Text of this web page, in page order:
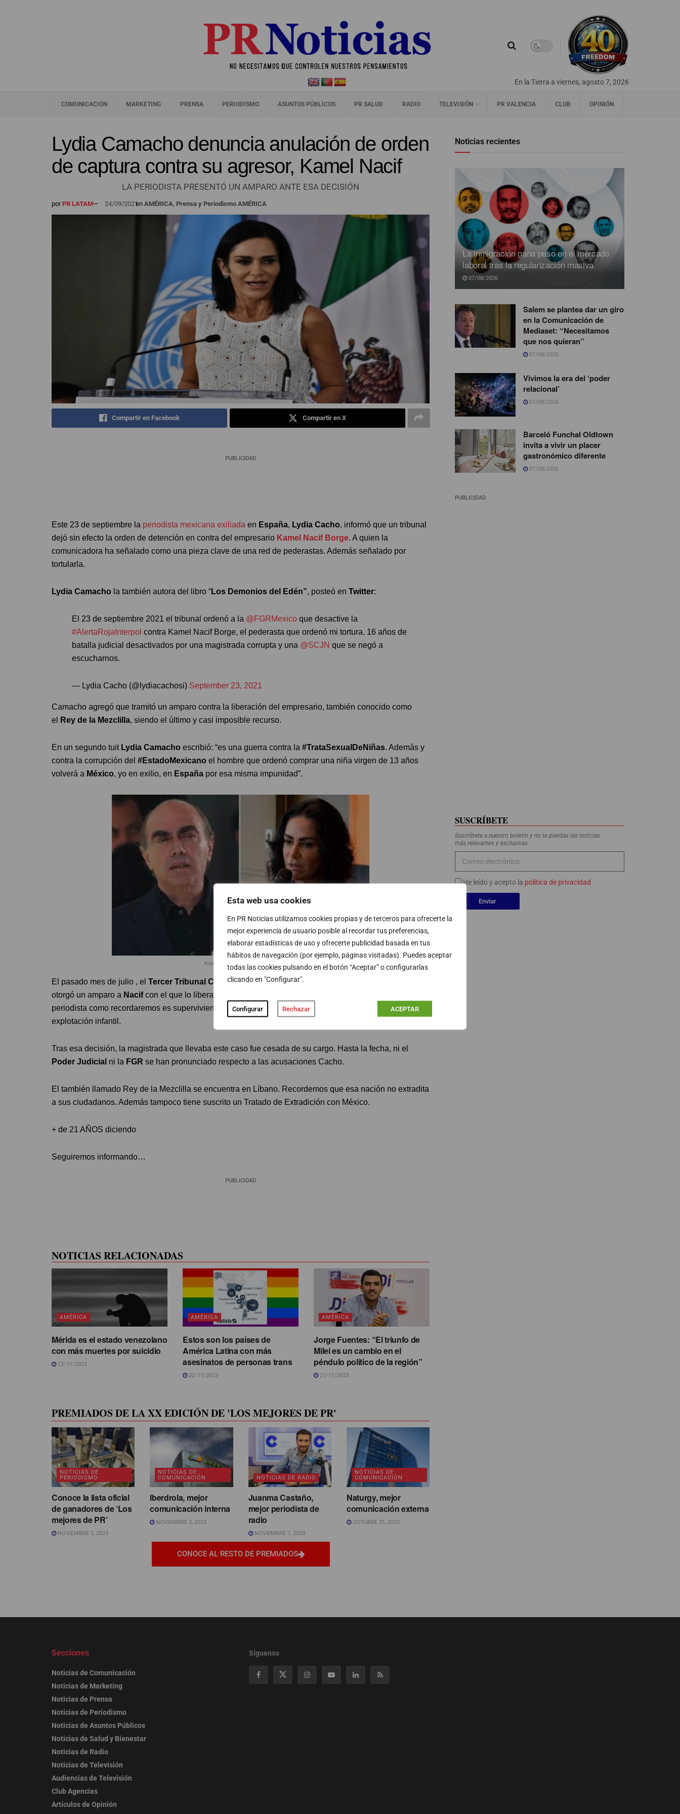
Esta web usa cookies
En PR Noticias utilizamos cookies propias y de terceros para ofrecerte la
mejor experiencia de usuario posible al recordar tus preferencias,
elaborar estadísticas de uso y ofrecerte publicidad basada en tus
hábitos de navegación (por ejemplo, páginas visitadas). Puedes aceptar
todas las cookies pulsando en el botón “Aceptar” o configurarlas
clicando en "Configurar".
Configurar Rechazar ACEPTAR
En la Tierra a viernes, agosto 7, 2026
COMUNICACIÓN MARKETING PRENSA PERIODISMO ASUNTOS PÚBLICOS PR SALUD RADIO TELEVISIÓN PR VALENCIA CLUB OPINIÓN
Lydia Camacho denuncia anulación de orden
de captura contra su agresor, Kamel Nacif
LA PERIODISTA PRESENTÓ UN AMPARO ANTE ESA DECISIÓN
porPR LATAM— 24/09/2021en AMÉRICA Prensa y Periodismo AMÉRICA
Compartir en Facebook Compartir en X
PUBLICIDAD
Este 23 de septiembre la periodista mexicana exiliada en España, Lydia Cacho, informó que un tribunal
dejó sin efecto la orden de detención en contra del empresario Kamel Nacif Borge. A quien la
comunicadora ha señalado como una pieza clave de una red de pederastas. Además señalado por
tortularla.
Lydia Camacho la también autora del libro “Los Demonios del Edén”, posteó en Twitter:
El 23 de septiembre 2021 el tribunal ordenó a la @FGRMexico que desactive la
#AlertaRojaInterpol contra Kamel Nacif Borge, el pederasta que ordenó mi tortura. 16 años de
batalla judicial desactivados por una magistrada corrupta y una @SCJN que se negó a
escucharnos.
— Lydia Cacho (@lydiacachosi) September 23, 2021
Camacho agregó que tramitó un amparo contra la liberación del empresario, también conocido como
el
Rey de la Mezclilla, siendo el último y casi imposible recurso.
En un segundo tuit Lydia Camacho escribió: “es una guerra contra la #TrataSexualDeNiñas. Además y
contra la corrupción del #EstadoMexicano el hombre que ordenó comprar una niña virgen de 13 años
volverá a México, yo en exilio, en España por esa misma impunidad”.
Kamel Nacif / Lydia Camacho
El pasado mes de julio , el Tercer Tribunal Colegiado en el suroriental estado de Quintana Roo
otorgó un amparo a Nacifcon el que lo liberaba de toda responsabilidad en el caso de Cacho. La
periodista como recordaremos es superviviente de torturas por sus investigaciones sobre redes de
explotación infantil.
Tras esa decisión, la magistrada que llevaba este caso fue cesada de su cargo. Hasta la fecha, ni el
Poder Judicial ni la FGR se han pronunciado respecto a las acusaciones Cacho.
El también llamado Rey de la Mezclilla se encuentra en Líbano. Recordemos que esa nación no extradita
a sus ciudadanos. Además tampoco tiene suscrito un Tratado de Extradición con México.
+ de 21 AÑOS diciendo
Seguiremos informando…
PUBLICIDAD
NOTICIAS RELACIONADAS
AMÉRICA
Mérida es el estado venezolano
con más muertes por suicidio
23/11/2023
AMÉRICA
Estos son los países de
América Latina con más
asesinatos de personas trans
22/11/2023
AMÉRICA
Jorge Fuentes: “El triunfo de
Milei es un cambio en el
péndulo político de la región”
21/11/2023
PREMIADOS DE LA XX EDICIÓN DE 'LOS MEJORES DE PR'
NOTICIAS DE
PERIODISMO
Conoce la lista oficial
de ganadores de ‘Los
mejores de PR’
NOVIEMBRE 2, 2023
NOTICIAS DE
COMUNICACIÓN
Iberdrola, mejor
comunicación interna
NOVIEMBRE 2, 2023
NOTICIAS DE RADIO
Juanma Castaño,
mejor periodista de
radio
NOVIEMBRE 1, 2023
NOTICIAS DE
COMUNICACIÓN
Naturgy, mejor
comunicación externa
OCTUBRE 31, 2023
CONOCE AL RESTO DE PREMIADOS
Noticias recientes
La inmigración gana peso en el mercado
laboral tras la regularización masiva
07/08/2026
Salem se plantea dar un giro
en la Comunicación de
Mediaset: “Necesitamos
que nos quieran”
07/08/2026
Vivimos la era del ‘poder
relacional’
07/08/2026
Barceló Funchal Oldtown
invita a vivir un placer
gastronómico diferente
07/08/2026
PUBLICIDAD
SUSCRÍBETE
Suscríbete a nuestro boletín y no te pierdas las noticias
más relevantes y exclusivas.
He leído y acepto la política de privacidad
Enviar
Secciones
Noticias de Comunicación
Noticias de Marketing
Noticias de Prensa
Noticias de Periodismo
Noticias de Asuntos Públicos
Noticias de Salud y Bienestar
Noticias de Radio
Noticias de Televisión
Audiencias de Televisión
Club Agencias
Artículos de Opinión
Síguenos